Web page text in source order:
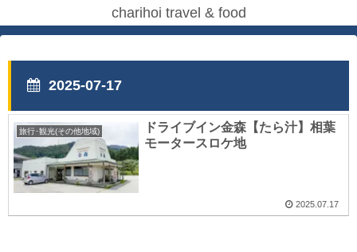
charihoi travel & food
2025-07-17
旅行･観光(その他地域)
ドライブイン金森【たら汁】相葉
モータースロケ地
2025.07.17